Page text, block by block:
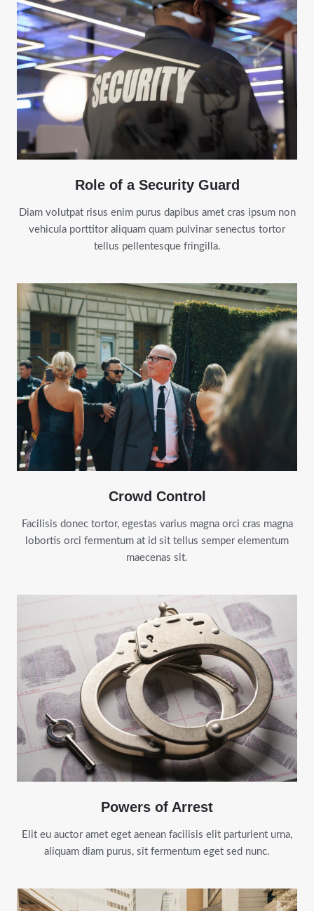
Role of a Security Guard
Diam volutpat risus enim purus dapibus amet cras ipsum non
vehicula porttitor aliquam quam pulvinar senectus tortor
tellus pellentesque fringilla.
Crowd Control
Facilisis donec tortor, egestas varius magna orci cras magna
lobortis orci fermentum at id sit tellus semper elementum
maecenas sit.
Powers of Arrest
Elit eu auctor amet eget aenean facilisis elit parturient urna,
aliquam diam purus, sit fermentum eget sed nunc.